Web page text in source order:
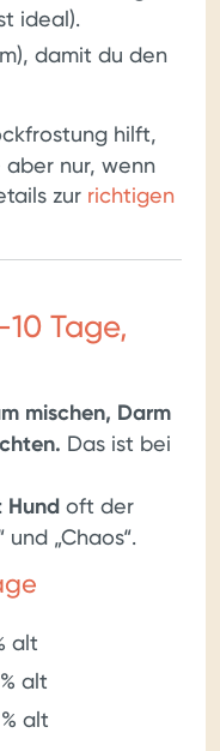
ideal).
damit du den
hilft,
nur, wenn
zur richtigen
Tage,
mischen, Darm
Das ist bei
Hund oft der
„Chaos“.
alt
alt
alt